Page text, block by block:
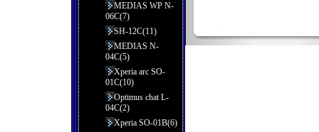
MEDIAS WP N-
06C(7)
SH-12C(11)
MEDIAS N-
04C(5)
Xperia arc SO-
01C(10)
Optimus chat L-
04C(2)
Xperia SO-01B(6)